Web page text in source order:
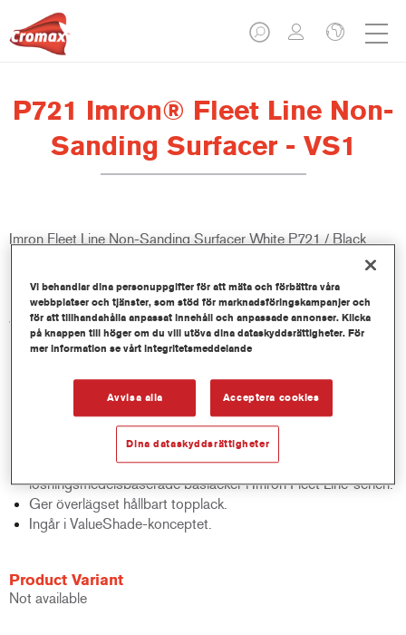
P721 Imron® Fleet Line Non-
Sanding Surfacer - VS1
Imron Fleet Line Non-Sanding Surfacer White P721 / Black
P727 är perfekt som 2K-grundfärg för topplacker i serien Imron
Fleet Line. Produkten ger en jämn och hållbar yta och kan
blandas för en rad olika omgivande temperaturer och
användningsområden.
Ingen converter behövs vid non-sanding applicering.
Lämplig att tona med Imron Fleet Line PowerTints, upp till
maximalt 10 % av vikten.
Särskilt framtagen för ekonomisk vått-i-vått-applicering.
Kan täckas med alla topplacker och
lösningsmedelsbaserade baslacker i Imron Fleet Line-serien.
Ger överlägset hållbart topplack.
Ingår i ValueShade-konceptet.
Product Variant
Not available
Vi behandlar dina personuppgifter för att mäta och förbättra våra
webbplatser och tjänster, som stöd för marknadsföringskampanjer och
för att tillhandahålla anpassat innehåll och anpassade annonser. Klicka
på knappen till höger om du vill utöva dina dataskyddsrättigheter. För
mer information se vårt integritetsmeddelande
Avvisa alla Acceptera cookies
Dina dataskyddsrättigheter